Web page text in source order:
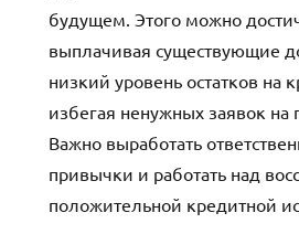
будущем. Этого можно
выплачивая существующие
низкий уровень остатков на
избегая ненужных заявок на
Важно выработать
привычки и работать над
положительной кредитной